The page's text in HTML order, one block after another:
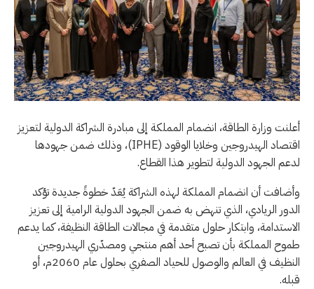
أعلنت وزارة الطاقة، انضمام المملكة إلى مبادرة الشراكة الدولية لتعزيز
اقتصاد الهيدروجين وخلايا الوقود (IPHE)، وذلك ضمن جهودها
لدعم الجهود الدولية لتطوير هذا القطاع.
وأضافت أن انضمام المملكة لهذه الشراكة يُعَدّ خطوةً جديدة تؤكد
الدور الريادي، الذي تنهض به ضمن الجهود الدولية الرامية إلى تعزيز
الاستدامة، وابتكار حلول متقدمة في مجالات الطاقة النظيفة، كما يدعم
طموح المملكة بأن تصبح أحد أهم منتجي ومصدّري الهيدروجين
النظيف في العالم والوصول للحياد الصفري بحلول عام 2060م، أو
قبله.